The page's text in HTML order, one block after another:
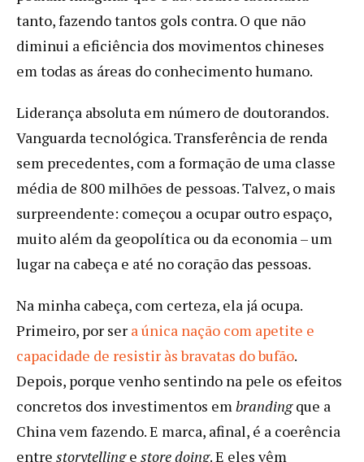
tanto, fazendo tantos gols contra. O que não
diminui a eficiência dos movimentos chineses
em todas as áreas do conhecimento humano.
Liderança absoluta em número de doutorandos.
Vanguarda tecnológica. Transferência de renda
sem precedentes, com a formação de uma classe
média de 800 milhões de pessoas. Talvez, o mais
surpreendente: começou a ocupar outro espaço,
muito além da geopolítica ou da economia – um
lugar na cabeça e até no coração das pessoas.
Na minha cabeça, com certeza, ela já ocupa.
Primeiro, por ser a única nação com apetite e
capacidade de resistir às bravatas do bufão.
Depois, porque venho sentindo na pele os efeitos
concretos dos investimentos embrandingque a
China vem fazendo. E marca, afinal, é a coerência
entre storytellinge store doing. E eles vêm